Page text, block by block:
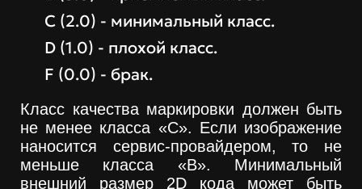
C (2.0) - минимальный класс.
D (1.0) - плохой класс.
F (0.0) - брак.
Класс качества маркировки должен быть
не менее класса «С». Если изображение
наносится сервис-провайдером, то не
меньше класса «B». Минимальный
внешний размер 2D кода может быть